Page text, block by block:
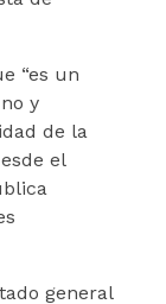
“es un
y
de la
el
general